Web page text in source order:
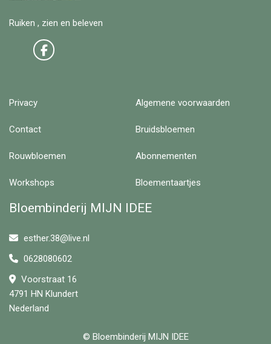
Ruiken , zien en beleven
Privacy Algemene voorwaarden
Contact Bruidsbloemen
Rouwbloemen Abonnementen
Workshops Bloementaartjes
Bloembinderij MIJN IDEE
esther.38@live.nl
0628080602
Voorstraat 16
4791 HN Klundert
Nederland
© Bloembinderij MIJN IDEE